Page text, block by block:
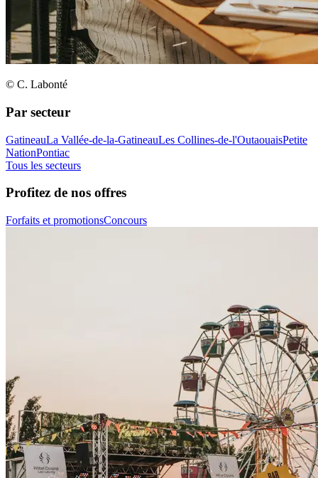
© C. Labonté
Par secteur
GatineauLa Vallée-de-la-GatineauLes Collines-de-l'OutaouaisPetite
NationPontiac
Tous les secteurs
Profitez de nos offres
Forfaits et promotionsConcours